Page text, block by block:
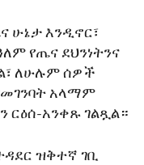
ሁኔታ እንዲኖር፣
የጤና ደህንነትንና
ለሁሉም ሰዎች
አላማም
አንቀጹ ገልጿል።
ዝቅተኛ ገቢ